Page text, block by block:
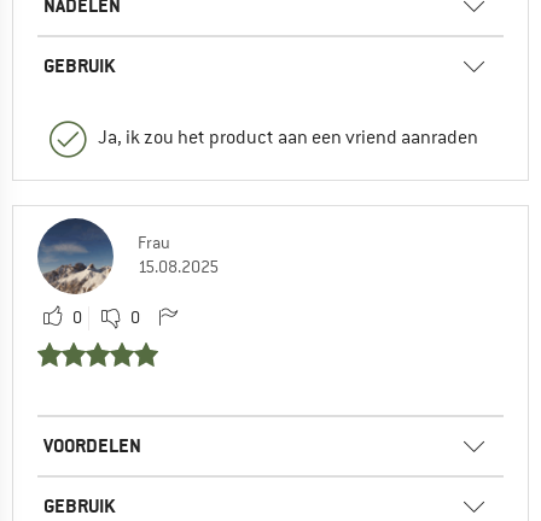
NADELEN
GEBRUIK
Ja, ik zou het product aan een vriend aanraden
Frau
15.08.2025
0 0
VOORDELEN
GEBRUIK